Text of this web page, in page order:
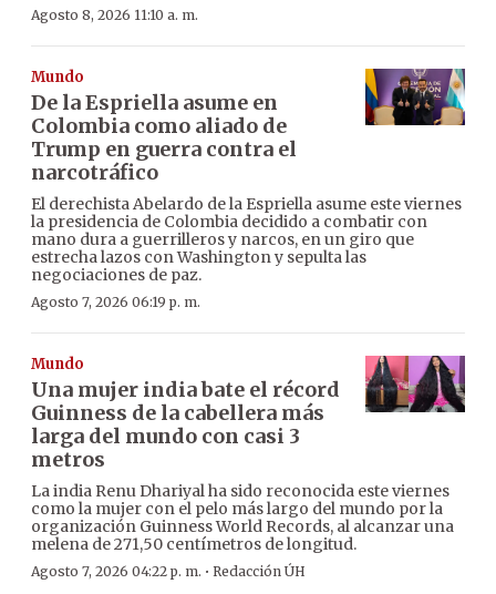
Agosto 8, 2026 11:10 a. m.
Mundo
De la Espriella asume en
Colombia como aliado de
Trump en guerra contra el
narcotráfico
El derechista Abelardo de la Espriella asume este viernes
la presidencia de Colombia decidido a combatir con
mano dura a guerrilleros y narcos, en un giro que
estrecha lazos con Washington y sepulta las
negociaciones de paz.
Agosto 7, 2026 06:19 p. m.
Mundo
Una mujer india bate el récord
Guinness de la cabellera más
larga del mundo con casi 3
metros
La india Renu Dhariyal ha sido reconocida este viernes
como la mujer con el pelo más largo del mundo por la
organización Guinness World Records, al alcanzar una
melena de 271,50 centímetros de longitud.
Agosto 7, 2026 04:22 p. m. · Redacción ÚH